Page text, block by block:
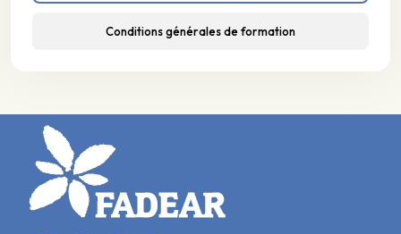
Conditions générales de formation